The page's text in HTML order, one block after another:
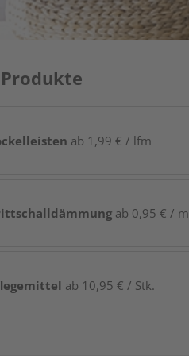
ab 1,99 € / lfm
ab 0,95 € /
ab 10,95 € / Stk.